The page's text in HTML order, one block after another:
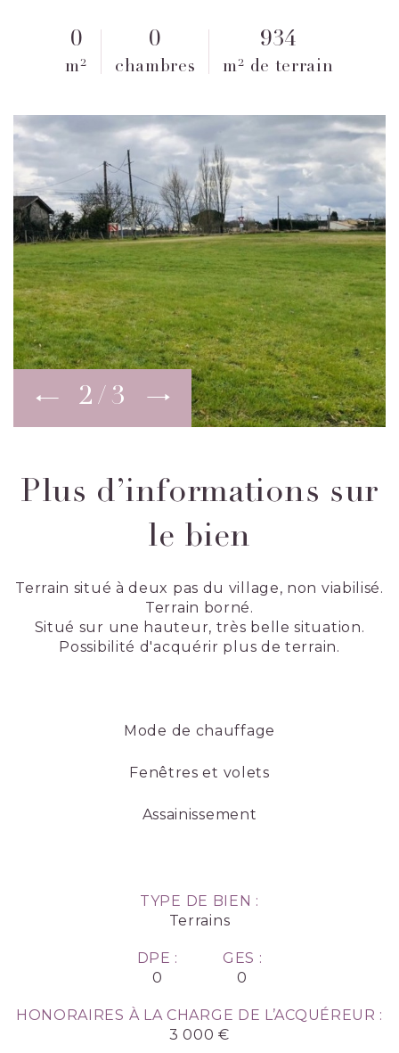
0
m²
0
chambres
934
m² de terrain
2 3
Plus d’informations sur
le bien
Terrain situé à deux pas du village, non viabilisé.
Terrain borné.
Situé sur une hauteur, très belle situation.
Possibilité d'acquérir plus de terrain.
Mode de chauffage
Fenêtres et volets
Assainissement
TYPE DE BIEN :
Terrains
DPE :
0
GES :
0
HONORAIRES À LA CHARGE DE L’ACQUÉREUR :
3 000 €